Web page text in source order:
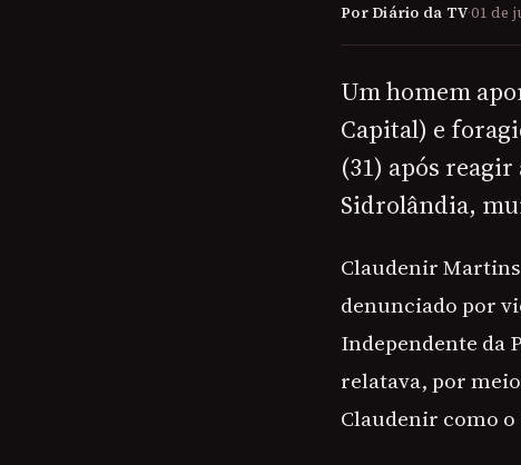
Por Diário da TV·01 de
Um homem
Capital) e
(31) após
Sidrolândia,
Claudenir
denunciado por
Independente da
relatava, por
Claudenir como o